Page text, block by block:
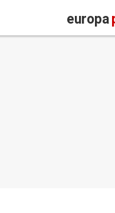
europa